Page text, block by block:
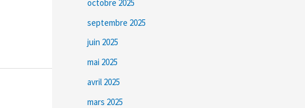
octobre 2025
septembre 2025
juin 2025
mai 2025
avril 2025
mars 2025